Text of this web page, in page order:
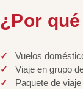
¿Por
Vuelos
Viaje en grupo
Paquete de